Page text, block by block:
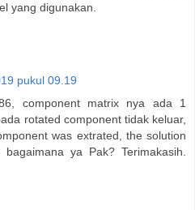
yang digunakan.
pukul 09.19
component matrix nya ada 1
rotated component tidak keluar,
was extrated, the solution
ya Pak? Terimakasih.